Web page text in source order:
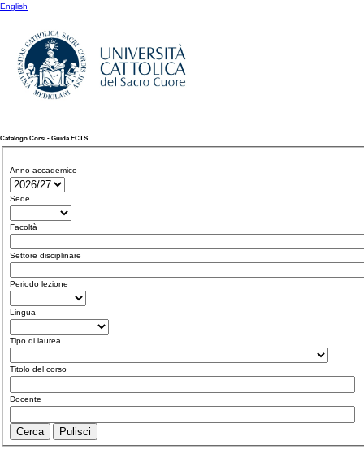
English
Catalogo Corsi - Guida ECTS
Anno accademico
Sede
Facoltà
Settore disciplinare
Periodo lezione
Lingua
Tipo di laurea
Titolo del corso
Docente